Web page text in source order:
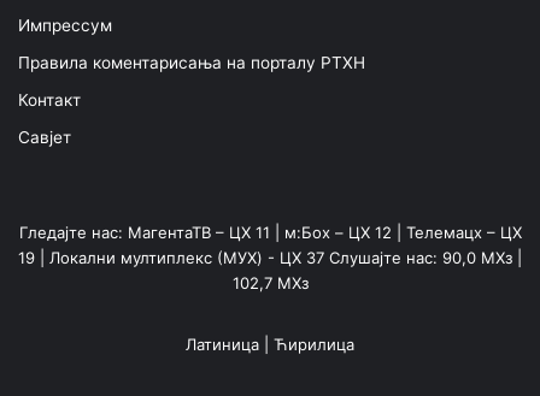
Импрессум
Правила коментарисања на порталу РТХН
Контакт
Савјет
Гледајте нас: МагентаТВ – ЦХ 11 | м:Боx – ЦХ 12 | Телемацх – ЦХ
19 | Локални мултиплекс (МУX) - ЦХ 37 Слушајте нас: 90,0 МХз |
102,7 МХз
Латиница Ћирилица